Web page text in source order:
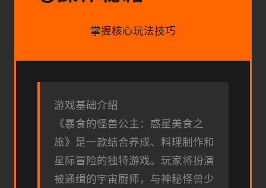
掌握核心玩法技巧
游戏基础介绍
《暴食的怪兽公主：惑星美食之
旅》是一款结合养成、料理制作和
星际冒险的独特游戏。玩家将扮演
被通缉的宇宙厨师，与神秘怪兽少